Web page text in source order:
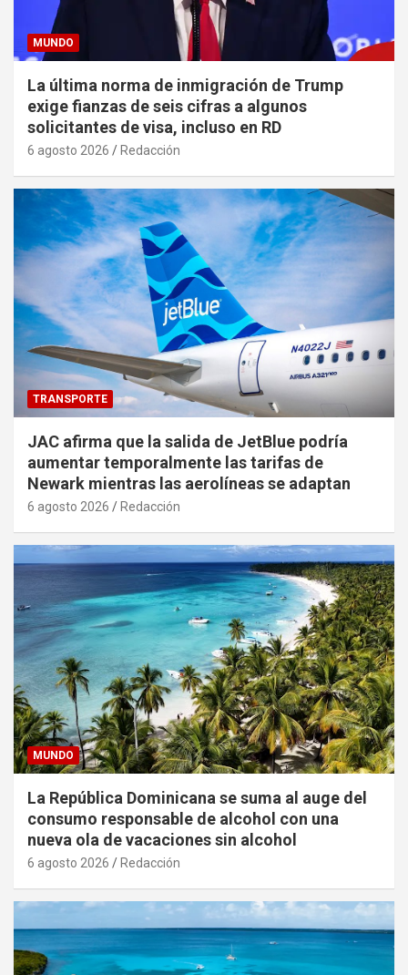
MUNDO
La última norma de inmigración de Trump
exige fianzas de seis cifras a algunos
solicitantes de visa, incluso en RD
6 agosto 2026 Redacción
TRANSPORTE
JAC afirma que la salida de JetBlue podría
aumentar temporalmente las tarifas de
Newark mientras las aerolíneas se adaptan
6 agosto 2026 Redacción
MUNDO
La República Dominicana se suma al auge del
consumo responsable de alcohol con una
nueva ola de vacaciones sin alcohol
6 agosto 2026 Redacción